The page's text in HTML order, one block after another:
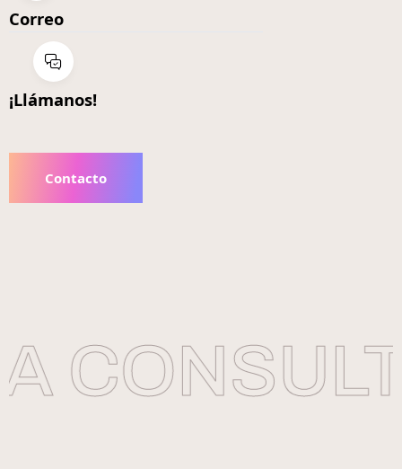
Correo
¡Llámanos!
Contacto